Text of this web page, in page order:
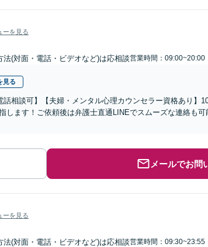
ーを見る
法(対面・電話・ビデオなど)は応相談営業時間：09:00~20:00
見る
話相談可】【夫婦・メンタル心理カウンセラー資格あり】
します！ご依頼後は弁護士直通LINEでスムーズな連絡も
メールでお問
ーを見る
法(対面・電話・ビデオなど)は応相談営業時間：09:30~23:55